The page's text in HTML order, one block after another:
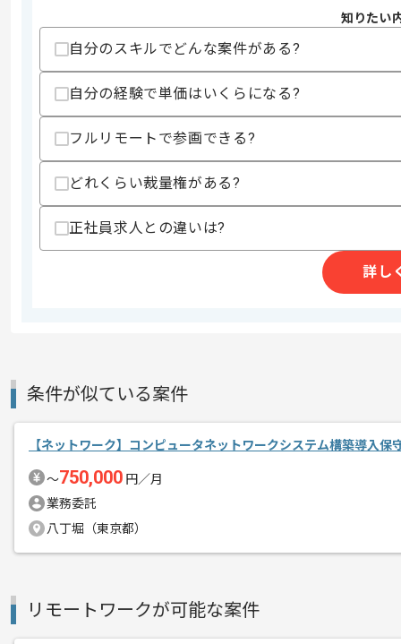
QX S4124GT QX-S11xxGT
FW Forti-Gate60F
その他募集要項
募集人数
2020/07/10
複数の案件が走っており、ご希望やタイ
知りたい
自分のスキルでどんな案件がある?
自分の経験で単価はいくらになる?
フルリモートで参画できる?
どれくらい裁量権がある?
正社員求人との違いは?
詳し
条件が似ている案件
【ネットワーク】コンピュータネットワークシステム構築導入保
〜750,000 円／月
業務委託
八丁堀（東京都）
リモートワークが可能な案件